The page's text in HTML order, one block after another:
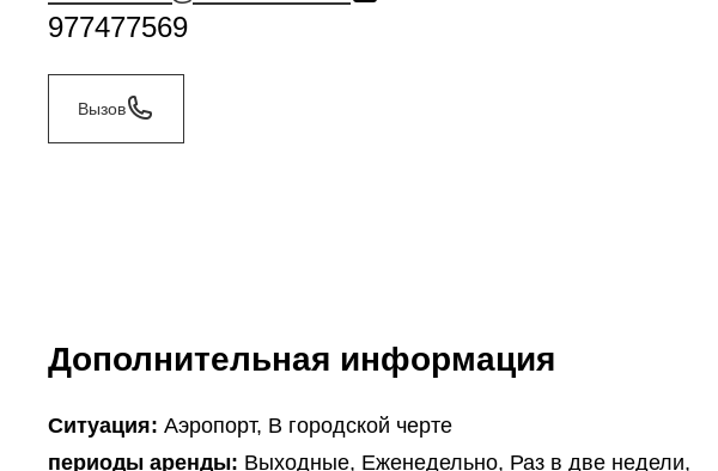
977477569
Вызов
Дополнительная информация
Ситуация: Аэропорт, В городской черте
периоды аренды: Выходные, Еженедельно, Раз в две недели,